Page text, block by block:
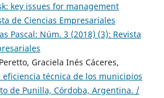
key issues for management
de Ciencias Empresariales
Pascal: Núm. 3 (2018) (3): Revista
Graciela Inés Cáceres,
eficiencia técnica de los municipios
de Punilla, Córdoba, Argentina. /